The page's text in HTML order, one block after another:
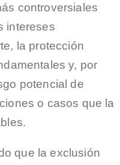
controversiales
intereses
la protección
y, por
potencial de
o casos que la
que la exclusión